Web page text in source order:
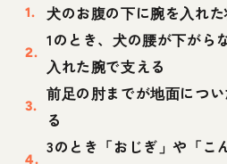
犬のお腹の下に腕を入れ
1のとき、犬の腰が下がら
入れた腕で支える
前足の肘までが地面につ
る
3のとき「おじぎ」や「こ